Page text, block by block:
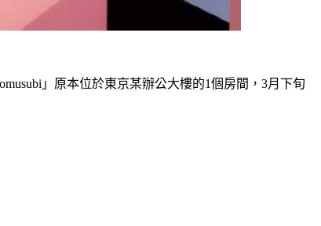
」原本位於東京某辦公大樓的1個房間，3月下旬